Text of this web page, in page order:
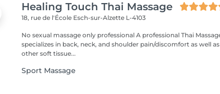
Healing Touch Thai Massage
18, rue de l'École Esch-sur-Alzette L-4103
No sexual massage only professional A professional Thai Massage
specializes in back, neck, and shoulder pain/discomfort as well as
other soft tissue...
Sport Massage